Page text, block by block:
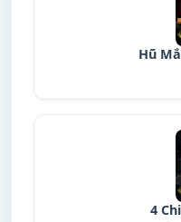
Hũ
4